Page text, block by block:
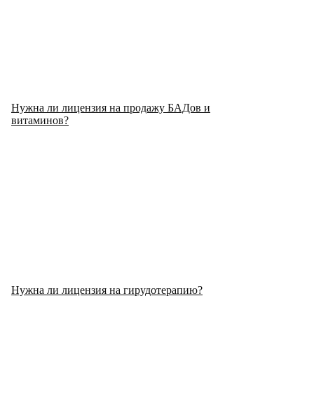
Нужна ли лицензия на продажу БАДов и
витаминов?
Нужна ли лицензия на гирудотерапию?